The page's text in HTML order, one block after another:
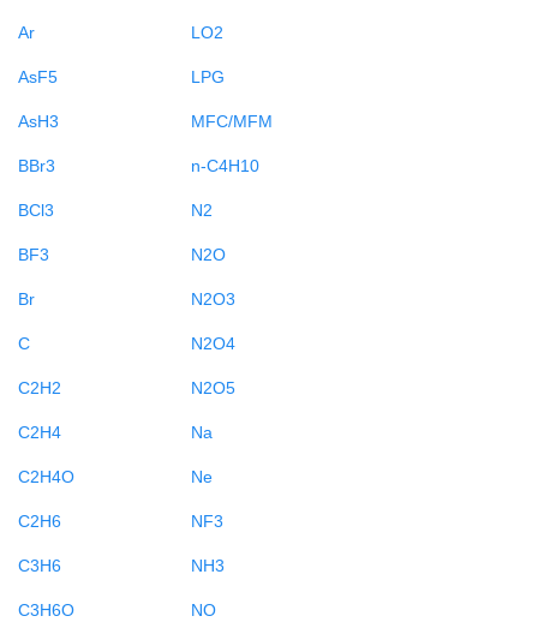
Ar
AsF5
AsH3
BBr3
BCl3
BF3
Br
C
C2H2
C2H4
C2H4O
C2H6
C3H6
C3H6O
LO2
LPG
MFC/MFM
n-C4H10
N2
N2O
N2O3
N2O4
N2O5
Na
Ne
NF3
NH3
NO